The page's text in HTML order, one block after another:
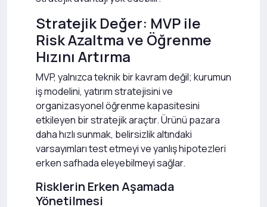
Stratejik Değer: MVP ile
Risk Azaltma ve Öğrenme
Hızını Artırma
MVP, yalnızca teknik bir kavram değil; kurumun
iş modelini, yatırım stratejisini ve
organizasyonel öğrenme kapasitesini
etkileyen bir stratejik araçtır. Ürünü pazara
daha hızlı sunmak, belirsizlik altındaki
varsayımları test etmeyi ve yanlış hipotezleri
erken safhada eleyebilmeyi sağlar.
Risklerin Erken Aşamada
Yönetilmesi